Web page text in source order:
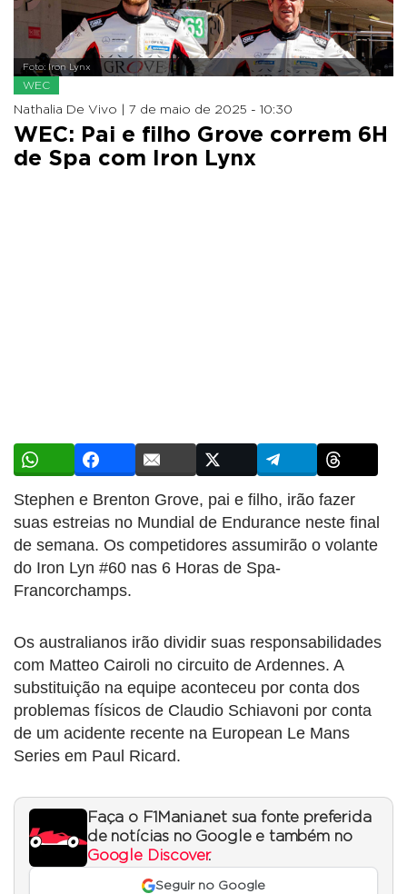
Foto: Iron Lynx
WEC
Nathalia De Vivo | 7 de maio de 2025 - 10:30
WEC: Pai e filho Grove correm 6H
de Spa com Iron Lynx
Stephen e Brenton Grove, pai e filho, irão fazer
suas estreias no Mundial de Endurance neste final
de semana. Os competidores assumirão o volante
do Iron Lyn #60 nas 6 Horas de Spa-
Francorchamps.
Os australianos irão dividir suas responsabilidades
com Matteo Cairoli no circuito de Ardennes. A
substituição na equipe aconteceu por conta dos
problemas físicos de Claudio Schiavoni por conta
de um acidente recente na European Le Mans
Series em Paul Ricard.
Faça o F1Mania.net sua fonte preferida
de notícias no Google e também no
Google Discover.
Seguir no Google